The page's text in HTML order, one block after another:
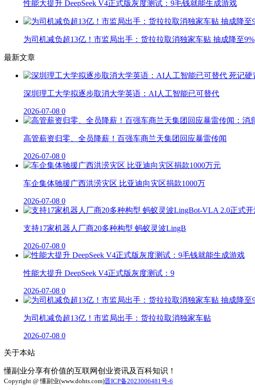
性能大提升 DeepSeek V4正式版灰度测试：9毛钱就能生成游戏
为司机减负超13亿！市监局出手：货拉拉取消独家车贴 抽成降至9%
最新文章
深圳理工大学拟逐步取消大学英语：AI人工智能已可替代
2026-07-08 0
高管薪资归零、全员降薪！百强车商兰天集团回应暴雷传闻
2026-07-08 0
车企集体驰援广西洪涝灾区 比亚迪向灾区捐款1000万
2026-07-08 0
支持17家机器人厂商20多种构型 蚂蚁灵波LingB
2026-07-08 0
性能大提升 DeepSeek V4正式版灰度测试：9
2026-07-08 0
为司机减负超13亿！市监局出手：货拉拉取消独家车贴
2026-07-08 0
关于本站
懂副业分享有价值的互联网创业资讯及百科知识！
Copyright @ 懂副业(www.dohts.com)晋ICP备2023006481号-6